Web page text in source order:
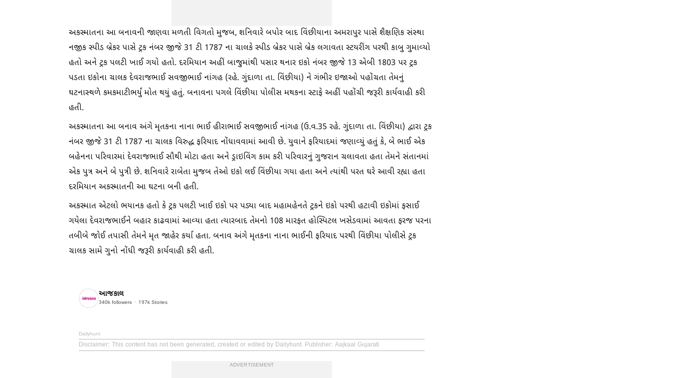
અકસ્માતના આ બનાવની જાણવા મળતી વિગતો મુજબ, શનિવારે બપોર બાદ વિંછીયાના અમરાપુર પાસે શૈક્ષણિક સંસ્થા
નજીક સ્પીડ બ્રેકર પાસે ટ્રક નંબર જીજે 31 ટી 1787 ના ચાલકે સ્પીડ બ્રેકર પાસે બ્રેક લગાવતા સ્ટયરીંગ પરથી કાબુ ગુમાવ્યો
હતો અને ટ્રક પલટી ખાઈ ગયો હતો. દરમિયાન અહીં બાજુમાંથી પસાર થનાર ઇકો નંબર જીજે 13 એબી 1803 પર ટ્રક
પડતા ઇકોના ચાલક દેવરાજભાઈ સવજીભાઈ નાંગહ (રહે. ગુંદાળા તા. વિંછીયા) ને ગંભીર ઇજાઓ પહોંચતા તેમનું
ઘટનાસ્થળે કમકમાટીભર્યું મોત થયું હતું. બનાવના પગલે વિંછીયા પોલીસ મથકના સ્ટાફે અહીં પહોંચી જરૂરી કાર્યવાહી કરી
હતી.
અકસ્માતના આ બનાવ અંગે મૃતકના નાના ભાઈ હીરાભાઈ સવજીભાઈ નાંગહ (ઉ.વ.35 રહે. ગુંદાળા તા. વિંછીયા) દ્વારા ટ્રક
નંબર જીજે 31 ટી 1787 ના ચાલક વિરુદ્ધ ફરિયાદ નોંધાવવામાં આવી છે. યુવાને ફરિયાદમાં જણાવ્યું હતું કે, બે ભાઈ એક
બહેનના પરિવારમાં દેવરાજભાઈ સૌથી મોટા હતા અને ડ્રાઇવિંગ કામ કરી પરિવારનું ગુજરાન ચલાવતા હતા તેમને સંતાનમાં
એક પુત્ર અને બે પુત્રી છે. શનિવારે રાબેતા મુજબ તેઓ ઇકો લઈ વિંછીયા ગયા હતા અને ત્યાંથી પરત ઘરે આવી રહ્યા હતા
દરમિયાન અકસ્માતની આ ઘટના બની હતી.
અકસ્માત એટલો ભયાનક હતો કે ટ્રક પલટી ખાઈ ઇકો પર પડ્યા બાદ મહામહેનતે ટ્રકને ઇકો પરથી હટાવી ઇકોમાં ફસાઈ
ગયેલા દેવરાજભાઈને બહાર કાઢવામાં આવ્યા હતા ત્યારબાદ તેમનો 108 મારફત હોસ્પિટલ ખસેડવામાં આવતા ફરજ પરના
તબીબે જોઈ તપાસી તેમને મૃત જાહેર કર્યા હતા. બનાવ અંગે મૃતકના નાના ભાઈની ફરિયાદ પરથી વિંછીયા પોલીસે ટ્રક
ચાલક સામે ગુનો નોંધી જરૂરી કાર્યવાહી કરી હતી.
આજકાલ
340k followers 197k Stories
Dailyhunt
Disclaimer: This content has not been generated, created or edited by Dailyhunt. Publisher: Aajkaal Gujarati
ADVERTISEMENT